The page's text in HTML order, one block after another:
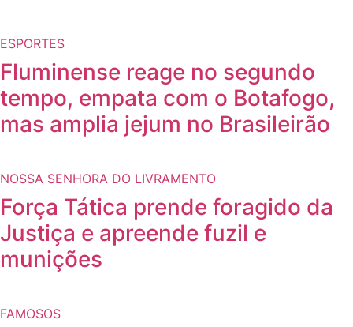
ESPORTES
Fluminense reage no segundo
tempo, empata com o Botafogo,
mas amplia jejum no Brasileirão
NOSSA SENHORA DO LIVRAMENTO
Força Tática prende foragido da
Justiça e apreende fuzil e
munições
FAMOSOS